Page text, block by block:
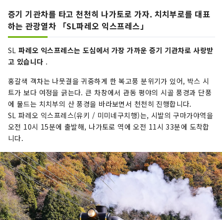
증기 기관차를 타고 천천히 나가토로 가자. 치치부로를 대표
하는 관광열차 「SL파레오 익스프레스」
SL파레오 익스프레스는 도심에서 가장 가까운 증기 기관차로 사랑받
고 있습니다 .
홍갈색 객차는 나뭇결을 귀중하게 한 복고풍 분위기가 있어, 박스 시
트가 보다 여정을 긁는다. 큰 차창에서 관동 평야의 시골 풍경과 단풍
에 물드는 치치부의 산 풍경을 바라보면서 천천히 진행합니다.
SL 파레오 익스프레스(유키 / 미미네구치행)는, 시발의 구마가야역을
오전 10시 15분에 출발해, 나가토로 역에 오전 11시 33분에 도착합
니다.